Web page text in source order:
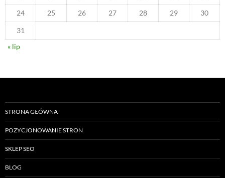
24 25 26 27 28 29 30
31
« lip
STRONA GŁÓWNA
POZYCJONOWANIE STRON
SKLEP SEO
BLOG